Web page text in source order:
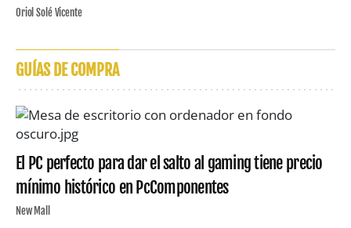
Oriol Solé Vicente
GUÍAS DE COMPRA
El PC perfecto para dar el salto al gaming tiene precio
mínimo histórico en PcComponentes
New Mall